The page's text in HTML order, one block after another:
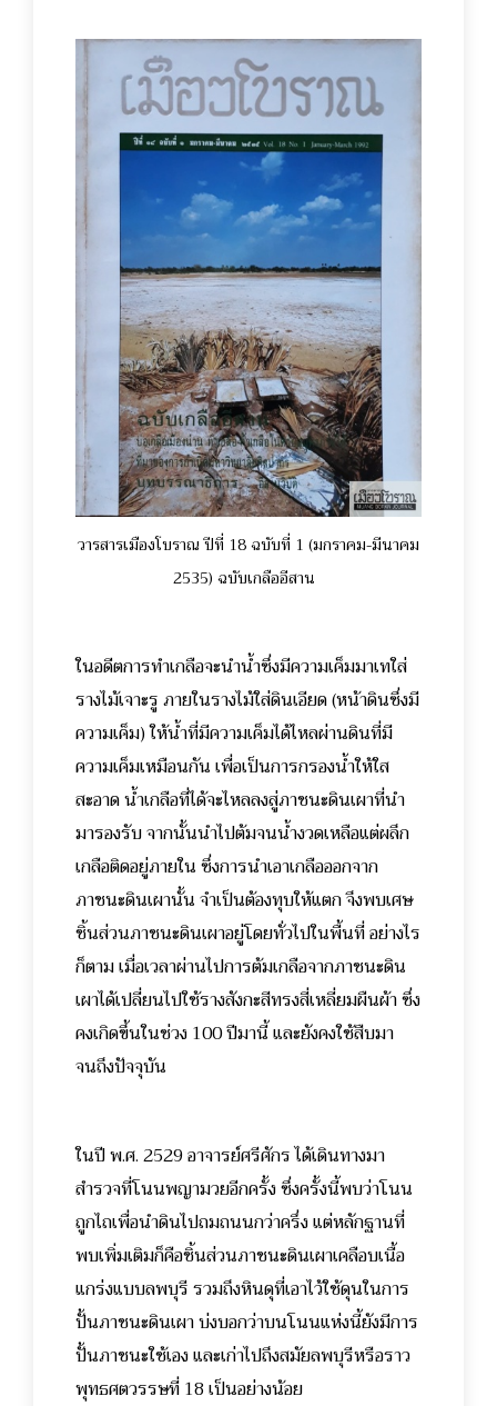
วารสารเมืองโบราณ ปีที่ 18 ฉบับที่ 1 (มกราคม-มีนาคม
2535) ฉบับเกลืออีสาน
ในอดีตการทำเกลือจะนำน้ำซึ่งมีความเค็มมาเทใส่
รางไม้เจาะรู ภายในรางไม้ใส่ดินเอียด (หน้าดินซึ่งมี
ความเค็ม) ให้น้ำที่มีความเค็มได้ไหลผ่านดินที่มี
ความเค็มเหมือนกัน เพื่อเป็นการกรองน้ำให้ใส
สะอาด น้ำเกลือที่ได้จะไหลลงสู่ภาชนะดินเผาที่นำ
มารองรับ จากนั้นนำไปต้มจนน้ำงวดเหลือแต่ผลึก
เกลือติดอยู่ภายใน ซึ่งการนำเอาเกลือออกจาก
ภาชนะดินเผานั้น จำเป็นต้องทุบให้แตก จึงพบเศษ
ชิ้นส่วนภาชนะดินเผาอยู่โดยทั่วไปในพื้นที่ อย่างไร
ก็ตาม เมื่อเวลาผ่านไปการต้มเกลือจากภาชนะดิน
เผาได้เปลี่ยนไปใช้รางสังกะสีทรงสี่เหลี่ยมผืนผ้า ซึ่ง
คงเกิดขึ้นในช่วง 100 ปีมานี้ และยังคงใช้สืบมา
จนถึงปัจจุบัน
ในปี พ.ศ. 2529 อาจารย์ศรีศักร ได้เดินทางมา
สำรวจที่โนนพญามวยอีกครั้ง ซึ่งครั้งนี้พบว่าโนน
ถูกไถเพื่อนำดินไปถมถนนกว่าครึ่ง แต่หลักฐานที่
พบเพิ่มเติมก็คือชิ้นส่วนภาชนะดินเผาเคลือบเนื้อ
แกร่งแบบลพบุรี รวมถึงหินดุที่เอาไว้ใช้ดุนในการ
ปั้นภาชนะดินเผา บ่งบอกว่าบนโนนแห่งนี้ยังมีการ
ปั้นภาชนะใช้เอง และเก่าไปถึงสมัยลพบุรีหรือราว
พุทธศตวรรษที่ 18 เป็นอย่างน้อย